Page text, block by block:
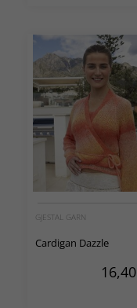
GJESTAL GARN
Cardigan Dazzle
16,40